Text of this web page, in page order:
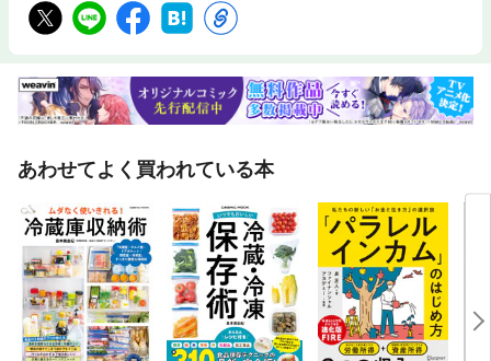
あわせてよく買われている本